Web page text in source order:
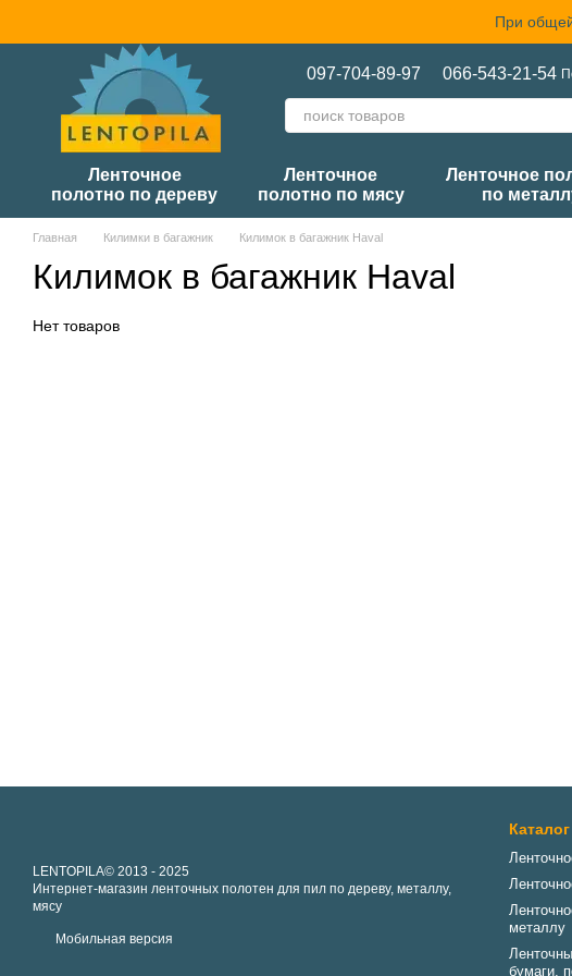
При
097-704-89-97 066-543-21-54
Ленточное
полотно по дереву
Ленточное
полотно по мясу
Ленточное
по
Главная Килимки в багажник Килимок в багажник Haval
Килимок в багажник Haval
Нет товаров
LENTOPILA© 2013 - 2025
Интернет-магазин ленточных полотен для пил по дереву, металлу,
мясу
Мобильная версия
Каталог
металлу
бумаги,